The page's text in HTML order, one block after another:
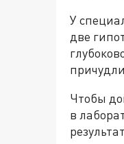
У
две
Чтобы
в